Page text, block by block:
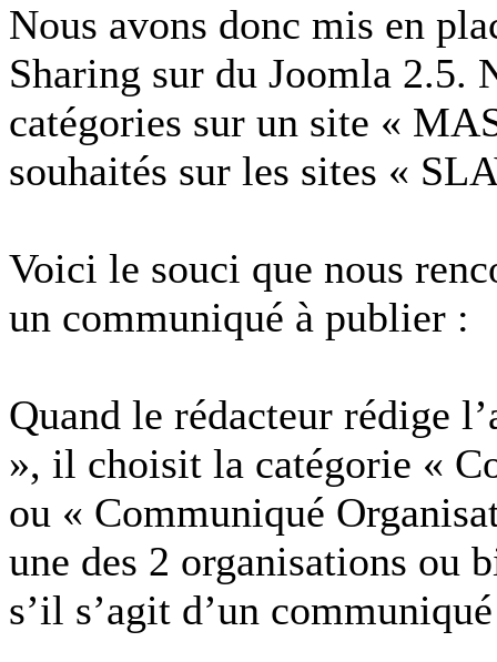
Nous avons donc mis en
Sharing sur du Joomla 2.5.
catégories sur un site «
souhaités sur les sites «
Voici le souci que nous
un communiqué à publier :
Quand le rédacteur rédige
», il choisit la catégorie «
ou « Communiqué
une des 2 organisations ou
s’il s’agit d’un